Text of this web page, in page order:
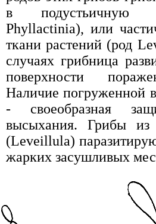
в подустьичную
Phyllactinia), или
ткани растений (род
случаях грибница
поверхности
Наличие погруженной
- своеобразная
высыхания. Грибы
(Leveillula)
жарких засушливых